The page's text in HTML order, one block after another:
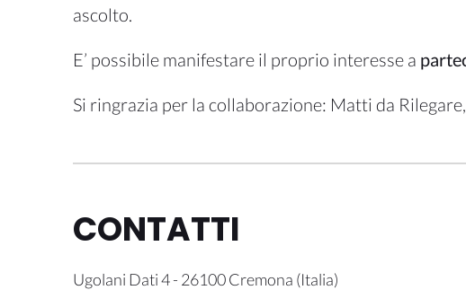
ascolto.
E’ possibile manifestare il proprio interesse a
Si ringrazia per la collaborazione: Matti da
CONTATTI
Ugolani Dati 4- 26100Cremona (Italia)